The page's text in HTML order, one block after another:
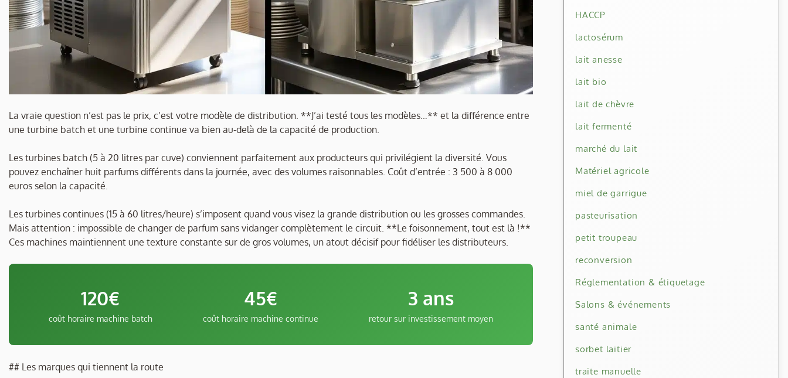
La vraie question n’est pas le prix, c’est votre modèle de distribution. **J’ai testé tous les modèles…** et la différence entre
une turbine batch et une turbine continue va bien au-delà de la capacité de production.
Les turbines batch (5 à 20 litres par cuve) conviennent parfaitement aux producteurs qui privilégient la diversité. Vous
pouvez enchaîner huit parfums différents dans la journée, avec des volumes raisonnables. Coût d’entrée : 3 500 à 8 000
euros selon la capacité.
Les turbines continues (15 à 60 litres/heure) s’imposent quand vous visez la grande distribution ou les grosses commandes.
Mais attention : impossible de changer de parfum sans vidanger complètement le circuit. **Le foisonnement, tout est là !**
Ces machines maintiennent une texture constante sur de gros volumes, un atout décisif pour fidéliser les distributeurs.
120€
coût horaire machine batch
45€
coût horaire machine continue
3 ans
retour sur investissement moyen
## Les marques qui tiennent la route
HACCP
lactosérum
lait anesse
lait bio
lait de chèvre
lait fermenté
marché du lait
Matériel agricole
miel de garrigue
pasteurisation
petit troupeau
reconversion
Réglementation & étiquetage
Salons & événements
santé animale
sorbet laitier
traite manuelle